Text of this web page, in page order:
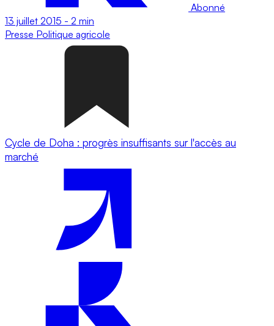
Abonné
13 juillet 2015 - 2 min
Presse Politique agricole
Cycle de Doha : progrès insuffisants sur l'accès au
marché